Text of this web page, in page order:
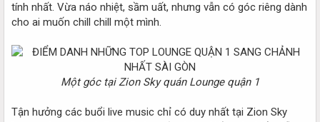
tính nhất. Vừa náo nhiệt, sầm uất, nhưng vẫn có góc riêng dành
cho ai muốn chill chill một mình.
Một góc tại Zion Sky quán Lounge quận 1
Tận hưởng các buổi live music chỉ có duy nhất tại Zion Sky